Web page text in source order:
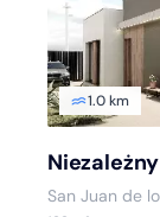
1.0 km
San Juan de